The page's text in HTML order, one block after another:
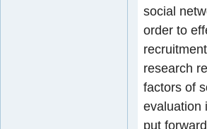
social
order to
research
factors of
evaluation
put